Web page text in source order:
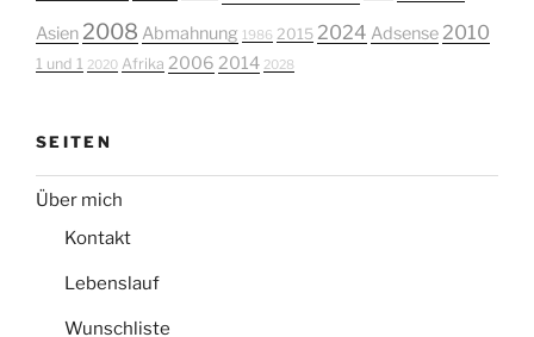
Asien 2008 Abmahnung 1986 2015 2024 Adsense 2010
1 und 1 2020 Afrika 2006 2014 2028
SEITEN
Über mich
Kontakt
Lebenslauf
Wunschliste